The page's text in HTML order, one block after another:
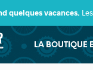
quelques vacances.
LA BOUTIQUE